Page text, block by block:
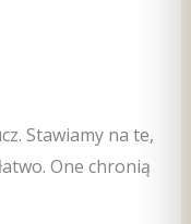
Stawiamy na te,
One chronią